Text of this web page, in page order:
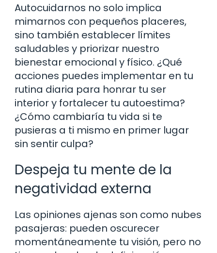
Autocuidarnos no solo implica
mimarnos con pequeños placeres,
sino también establecer límites
saludables y priorizar nuestro
bienestar emocional y físico. ¿Qué
acciones puedes implementar en tu
rutina diaria para honrar tu ser
interior y fortalecer tu autoestima?
¿Cómo cambiaría tu vida si te
pusieras a ti mismo en primer lugar
sin sentir culpa?
Despeja tu mente de la
negatividad externa
Las opiniones ajenas son como nubes
pasajeras: pueden oscurecer
momentáneamente tu visión, pero no